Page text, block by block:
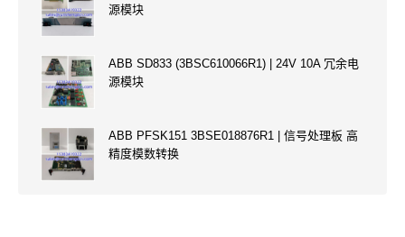
源模块
ABB SD833 (3BSC610066R1) | 24V 10A 冗余电
源模块
ABB PFSK151 3BSE018876R1 | 信号处理板 高
精度模数转换